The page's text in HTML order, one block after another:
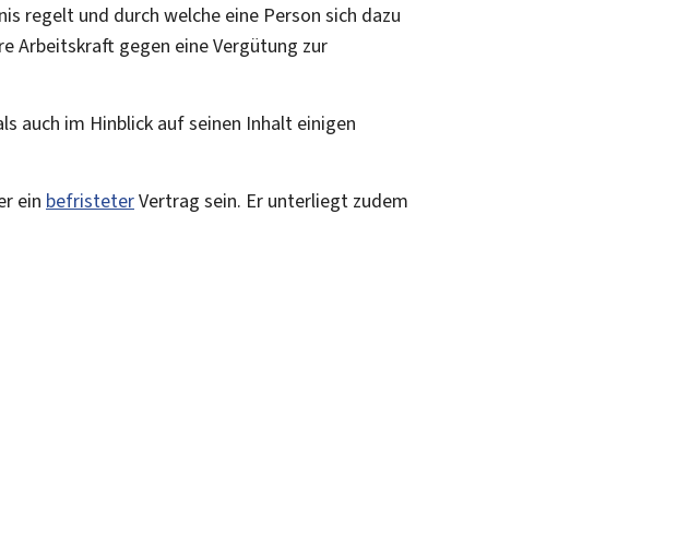
regelt und durch welche eine Person sich dazu
Arbeitskraft gegen eine Vergütung zur
auch im Hinblick auf seinen Inhalt einigen
ein befristeterVertrag sein. Er unterliegt zudem